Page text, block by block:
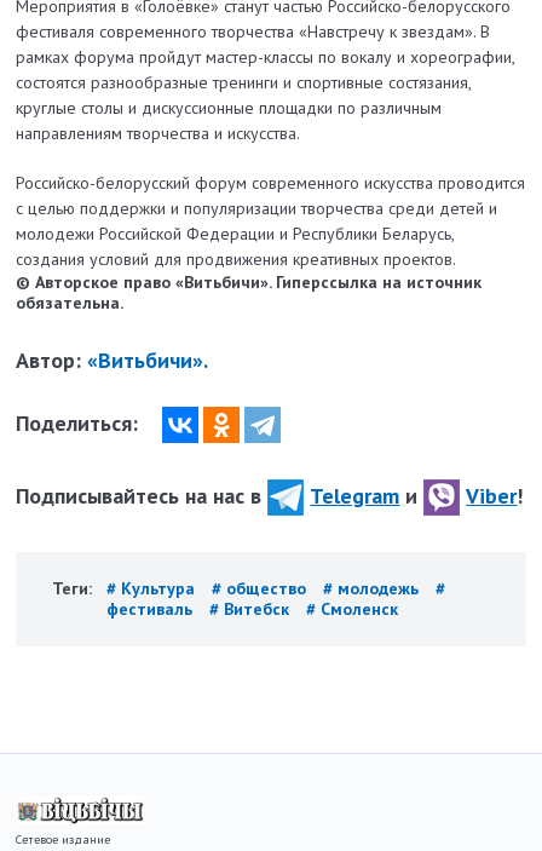
Мероприятия в «Голоёвке» станут частью Российско-белорусского
фестиваля современного творчества «Навстречу к звездам». В
рамках форума пройдут мастер-классы по вокалу и хореографии,
состоятся разнообразные тренинги и спортивные состязания,
круглые столы и дискуссионные площадки по различным
направлениям творчества и искусства.
Российско-белорусский форум современного искусства проводится
с целью поддержки и популяризации творчества среди детей и
молодежи Российской Федерации и Республики Беларусь,
создания условий для продвижения креативных проектов.
© Авторское право «Витьбичи». Гиперссылка на источник
обязательна.
Автор:«Витьбичи».
Поделиться:
Подписывайтесь на нас в Telegram и Viber!
Теги: # Культура # общество # молодежь
#
фестиваль
# Витебск # Смоленск
Сетевое издание